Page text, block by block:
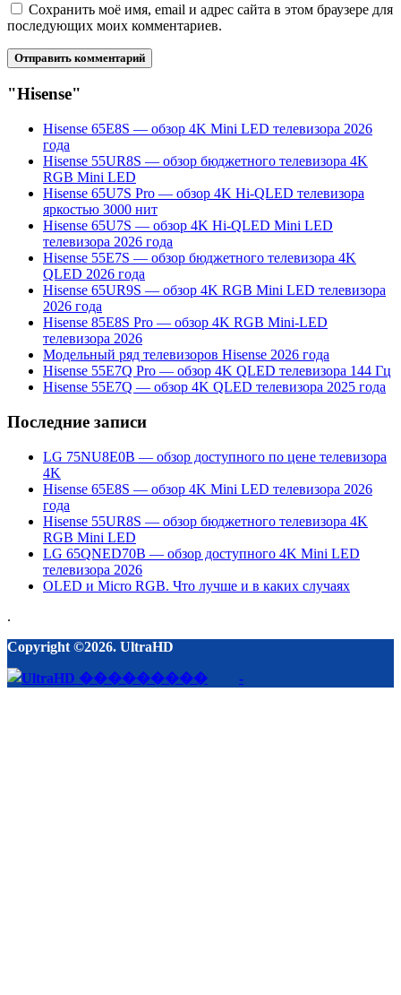
Сохранить моё имя, email и адрес сайта в этом браузере для
последующих моих комментариев.
"Hisense"
Hisense 65E8S — обзор 4K Mini LED телевизора 2026
года
Hisense 55UR8S — обзор бюджетного телевизора 4K
RGB Mini LED
Hisense 65U7S Pro — обзор 4K Hi-QLED телевизора
яркостью 3000 нит
Hisense 65U7S — обзор 4K Hi-QLED Mini LED
телевизора 2026 года
Hisense 55E7S — обзор бюджетного телевизора 4K
QLED 2026 года
Hisense 65UR9S — обзор 4K RGB Mini LED телевизора
2026 года
Hisense 85E8S Pro — обзор 4K RGB Mini-LED
телевизора 2026
Модельный ряд телевизоров Hisense 2026 года
Hisense 55E7Q Pro — обзор 4K QLED телевизора 144 Гц
Hisense 55E7Q — обзор 4K QLED телевизора 2025 года
Последние записи
LG 75NU8E0B — обзор доступного по цене телевизора
4K
Hisense 65E8S — обзор 4K Mini LED телевизора 2026
года
Hisense 55UR8S — обзор бюджетного телевизора 4K
RGB Mini LED
LG 65QNED70B — обзор доступного 4K Mini LED
телевизора 2026
OLED и Micro RGB. Что лучше и в каких случаях
.
Copyright ©2026. UltraHD
-